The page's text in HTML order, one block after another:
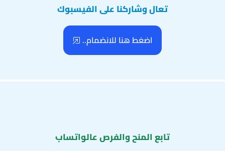
تعال وشاركنا على الفيسبوك
اضغط هنا للانضمام..
تابع المنح والفرص عالواتساب